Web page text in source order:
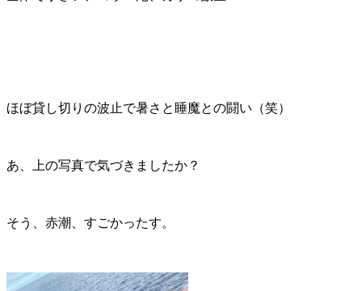
ほぼ貸し切りの波止で暑さと睡魔との闘い（笑）
あ、上の写真で気づきましたか？
そう、赤潮、すごかったす。